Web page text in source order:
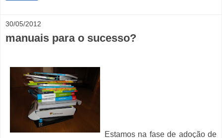
30/05/2012
manuais para o sucesso?
Estamos na fase de adoção de